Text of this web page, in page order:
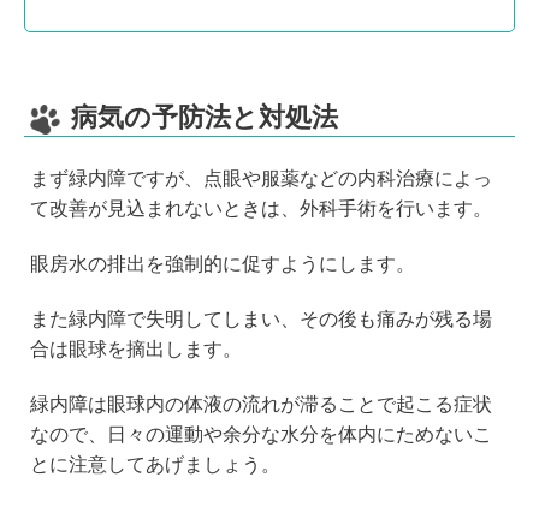
病気の予防法と対処法
まず緑内障ですが、点眼や服薬などの内科治療によっ
て改善が見込まれないときは、外科手術を行います。
眼房水の排出を強制的に促すようにします。
また緑内障で失明してしまい、その後も痛みが残る場
合は眼球を摘出します。
緑内障は眼球内の体液の流れが滞ることで起こる症状
なので、日々の運動や余分な水分を体内にためないこ
とに注意してあげましょう。